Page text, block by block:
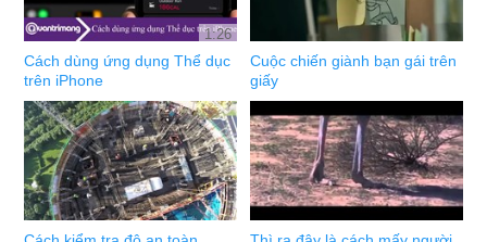
1:26
Cách dùng ứng dụng Thể dục
trên iPhone
Cuộc chiến giành bạn gái trên
giấy